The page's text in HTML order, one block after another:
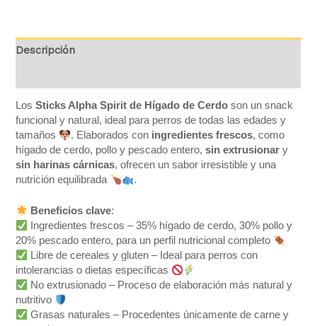
Descripción
LosSticks Alpha Spirit de Hígado de Cerdo son un snack
funcional y natural, ideal para perros de todas las edades y
tamaños
. Elaborados con ingredientes frescos, como
hígado de cerdo, pollo y pescado entero,sin extrusionar y
sin harinas cárnicas, ofrecen un sabor irresistible y una
nutrición equilibrada
.
Beneficios clave:
Ingredientes frescos – 35% hígado de cerdo, 30% pollo y
20% pescado entero, para un perfil nutricional completo
Libre de cereales y gluten – Ideal para perros con
intolerancias o dietas específicas
No extrusionado – Proceso de elaboración más natural y
nutritivo
Grasas naturales – Procedentes únicamente de carne y